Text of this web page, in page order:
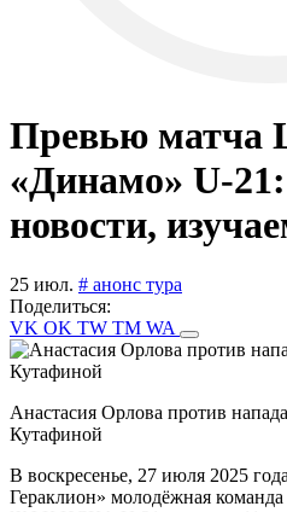
Превью
«Динамо» U-21:
новости,
25 июл. # анонс тура
Поделиться:
VK OK TW TM WA
Анастасия Орлова против
Кутафиной
В воскресенье, 27 июля 2025
Гераклион» молодёжная